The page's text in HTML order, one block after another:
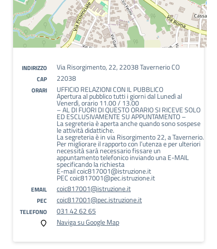
INDIRIZZO Via Risorgimento, 22, 22038 Tavernerio CO
CAP 22038
ORARI UFFICIO RELAZIONI CON IL PUBBLICO
Apertura al pubblico tutti i giorni dal Lunedì al
Venerdì, orario 11.00 / 13.00
– AL DI FUORI DI QUESTO ORARIO SI RICEVE SOLO
ED ESCLUSIVAMENTE SU APPUNTAMENTO –
La segreteria è aperta anche quando sono sospese
le attività didattiche.
La segreteria è in via Risorgimento 22, a Tavernerio.
Per migliorare il rapporto con l’utenza e per ulteriori
necessità sarà necessario fissare un
appuntamento telefonico inviando una E-MAIL
specificando la richiesta
E-mail coic817001@istruzione.it
PEC coic817001@pec.istruzione.it
EMAIL coic817001@istruzione.it
PEC coic817001@pec.istruzione.it
TELEFONO
031 42 62 65
Naviga su Google Map